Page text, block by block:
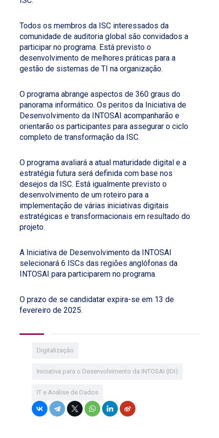
Todos os membros da ISC interessados da
comunidade de auditoria global são convidados a
participar no programa. Está previsto o
desenvolvimento de melhores práticas para a
gestão de sistemas de TI na organização.
O programa abrange aspectos de 360 graus do
panorama informático. Os peritos da Iniciativa de
Desenvolvimento da INTOSAI acompanharão e
orientarão os participantes para assegurar o ciclo
completo de transformação da ISC.
O programa avaliará a atual maturidade digital e a
estratégia futura será definida com base nos
desejos da ISC. Está igualmente previsto o
desenvolvimento de um roteiro para a
implementação de várias iniciativas digitais
estratégicas e transformacionais em resultado do
projeto.
A Iniciativa de Desenvolvimento da INTOSAI
selecionará 6 ISCs das regiões anglófonas da
INTOSAI para participarem no programa.
O prazo de se candidatar expira-se em 13 de
fevereiro de 2025.
Digitalização
Iniciativa para o Desenvolvimento da INTOSAI (IDI)
IT e Análise de Dados